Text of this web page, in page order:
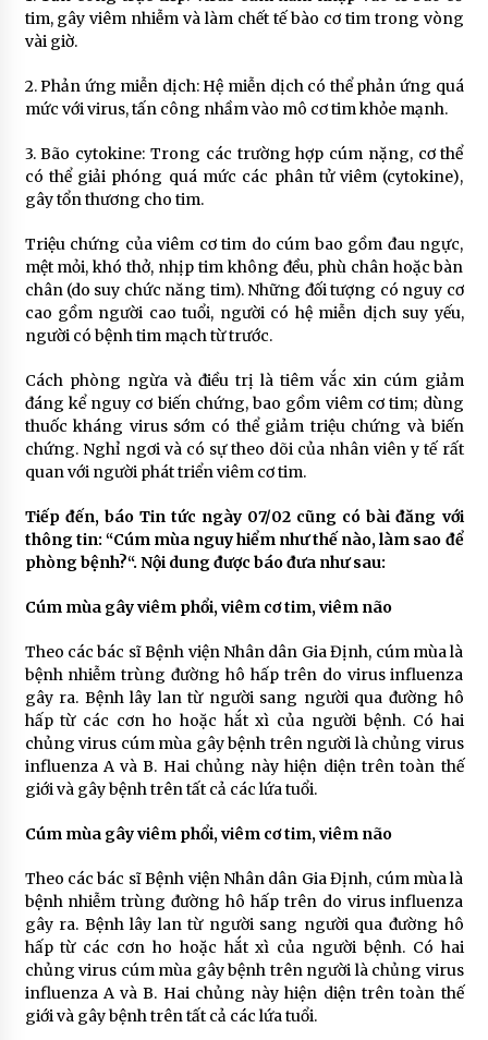
tim, gây viêm nhiễm và làm chết tế bào cơ tim trong vòng
vài giờ.
2. Phản ứng miễn dịch: Hệ miễn dịch có thể phản ứng quá
mức với virus, tấn công nhầm vào mô cơ tim khỏe mạnh.
3. Bão cytokine: Trong các trường hợp cúm nặng, cơ thể
có thể giải phóng quá mức các phân tử viêm (cytokine),
gây tổn thương cho tim.
Triệu chứng của viêm cơ tim do cúm bao gồm đau ngực,
mệt mỏi, khó thở, nhịp tim không đều, phù chân hoặc bàn
chân (do suy chức năng tim). Những đối tượng có nguy cơ
cao gồm người cao tuổi, người có hệ miễn dịch suy yếu,
người có bệnh tim mạch từ trước.
Cách phòng ngừa và điều trị là tiêm vắc xin cúm giảm
đáng kể nguy cơ biến chứng, bao gồm viêm cơ tim; dùng
thuốc kháng virus sớm có thể giảm triệu chứng và biến
chứng. Nghỉ ngơi và có sự theo dõi của nhân viên y tế rất
quan với người phát triển viêm cơ tim.
Tiếp đến, báo Tin tức ngày 07/02 cũng có bài đăng với
thông tin: “Cúm mùa nguy hiểm như thế nào, làm sao để
phòng bệnh?“. Nội dung được báo đưa như sau:
Cúm mùa gây viêm phổi, viêm cơ tim, viêm não
Theo các bác sĩ Bệnh viện Nhân dân Gia Định, cúm mùa là
bệnh nhiễm trùng đường hô hấp trên do virus influenza
gây ra. Bệnh lây lan từ người sang người qua đường hô
hấp từ các cơn ho hoặc hắt xì của người bệnh. Có hai
chủng virus cúm mùa gây bệnh trên người là chủng virus
influenza A và B. Hai chủng này hiện diện trên toàn thế
giới và gây bệnh trên tất cả các lứa tuổi.
Cúm mùa gây viêm phổi, viêm cơ tim, viêm não
Theo các bác sĩ Bệnh viện Nhân dân Gia Định, cúm mùa là
bệnh nhiễm trùng đường hô hấp trên do virus influenza
gây ra. Bệnh lây lan từ người sang người qua đường hô
hấp từ các cơn ho hoặc hắt xì của người bệnh. Có hai
chủng virus cúm mùa gây bệnh trên người là chủng virus
influenza A và B. Hai chủng này hiện diện trên toàn thế
giới và gây bệnh trên tất cả các lứa tuổi.